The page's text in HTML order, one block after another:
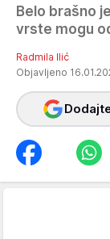
Belo brašno
vrste mogu
Radmila Ilić
Objavljeno